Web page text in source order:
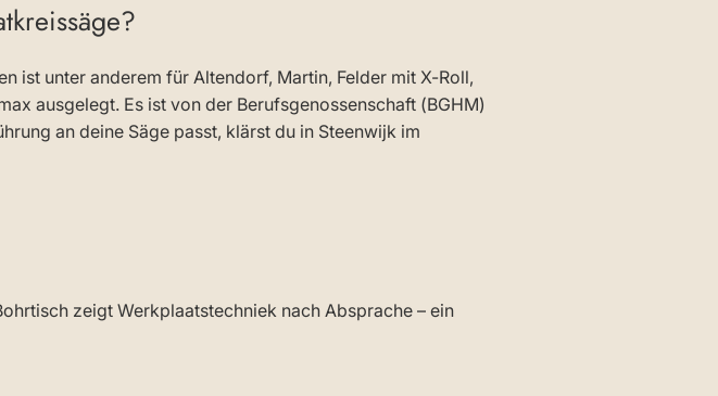
ist unter anderem für Altendorf, Martin, Felder mit X-Roll,
ausgelegt. Es ist von der Berufsgenossenschaft (BGHM)
an deine Säge passt, klärst du in Steenwijk im
zeigt Werkplaatstechniek nach Absprache – ein